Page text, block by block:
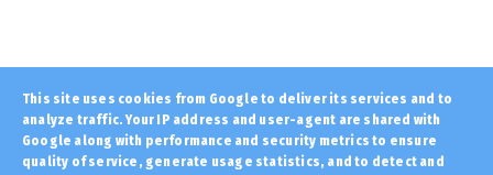
LATEST
Πώς κτίστηκε ο Παρθενώνας; Ένα εκπληκτικό
βίντεο του PBS δίν...
August 08, 2026
This site uses cookies from Google to deliver its services and to
analyze traffic. Your IP address and user-agent are shared with
Google along with performance and security metrics to ensure
quality of service, generate usage statistics, and to detect and